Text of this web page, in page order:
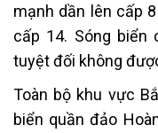
mạnh dần lên cấp
cấp 14. Sóng biển
tuyệt đối không
Toàn bộ khu vực
biển quần đảo